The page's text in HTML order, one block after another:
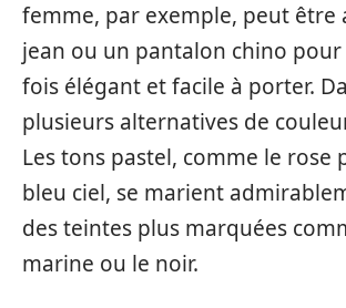
femme, par exemple, peut être
jean ou un pantalon chino
fois élégant et facile à porter.
plusieurs alternatives de
Les tons pastel, comme le rose
bleu ciel, se marient
des teintes plus marquées
marine ou le noir.